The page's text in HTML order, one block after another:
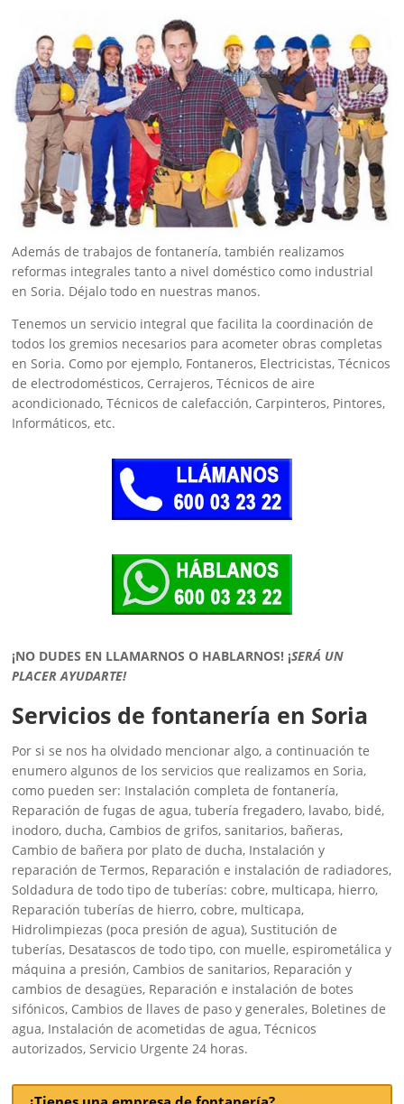
Además de trabajos de fontanería, también realizamos
reformas integrales tanto a nivel doméstico como industrial
en Soria. Déjalo todo en nuestras manos.
Tenemos un servicio integral que facilita la coordinación de
todos los gremios necesarios para acometer obras completas
en Soria. Como por ejemplo, Fontaneros, Electricistas, Técnicos
de electrodomésticos, Cerrajeros, Técnicos de aire
acondicionado, Técnicos de calefacción, Carpinteros, Pintores,
Informáticos, etc.
¡NO DUDES EN LLAMARNOS O HABLARNOS! ¡SERÁ UN
PLACER AYUDARTE!
Servicios de fontanería en Soria
Por si se nos ha olvidado mencionar algo, a continuación te
enumero algunos de los servicios que realizamos en Soria,
como pueden ser: Instalación completa de fontanería,
Reparación de fugas de agua, tubería fregadero, lavabo, bidé,
inodoro, ducha, Cambios de grifos, sanitarios, bañeras,
Cambio de bañera por plato de ducha, Instalación y
reparación de Termos, Reparación e instalación de radiadores,
Soldadura de todo tipo de tuberías: cobre, multicapa, hierro,
Reparación tuberías de hierro, cobre, multicapa,
Hidrolimpiezas (poca presión de agua), Sustitución de
tuberías, Desatascos de todo tipo, con muelle, espirometálica y
máquina a presión, Cambios de sanitarios, Reparación y
cambios de desagües, Reparación e instalación de botes
sifónicos, Cambios de llaves de paso y generales, Boletines de
agua, Instalación de acometidas de agua, Técnicos
autorizados, Servicio Urgente 24 horas.